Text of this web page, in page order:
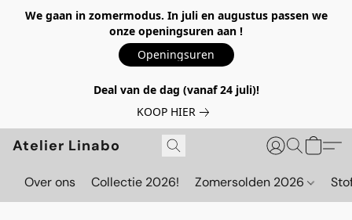
We gaan in zomermodus. In juli en augustus passen we
onze openingsuren aan !
Openingsuren
Deal van de dag (vanaf 24 juli)!
KOOP HIER
Atelier Linabo
Over ons Collectie 2026! Zomersolden 2026